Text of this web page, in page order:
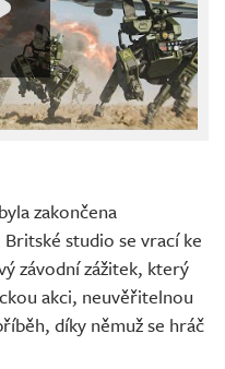
zakončena
Britské studio se vrací ke
závodní zážitek, který
akci, neuvěřitelnou
díky němuž se hráč